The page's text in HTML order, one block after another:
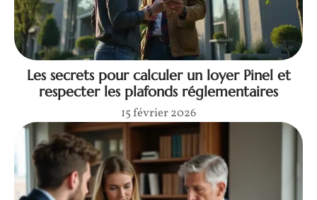
Les secrets pour calculer un loyer Pinel et
respecter les plafonds réglementaires
15 février 2026